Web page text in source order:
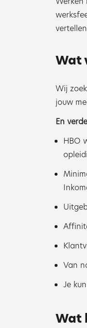
Wat
Wij
jouw
En
HBO
Van
Je
Wat